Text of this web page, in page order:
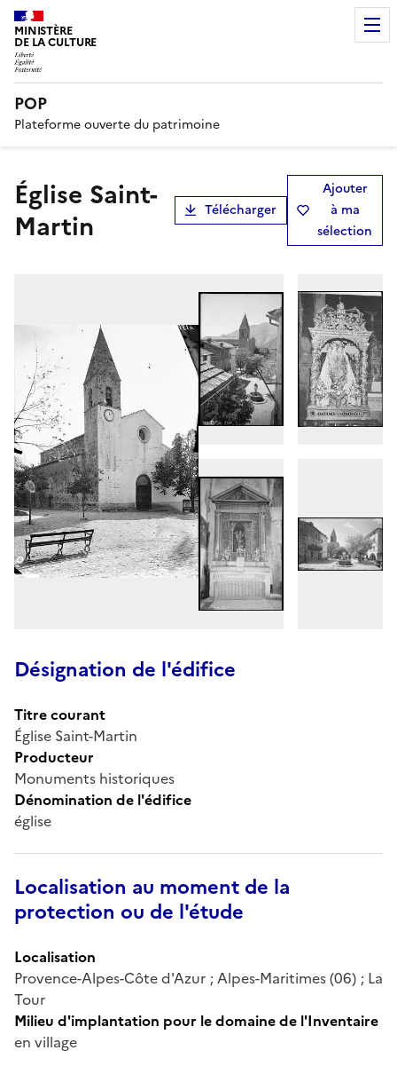
MINISTÈRE
DE LA CULTURE
POP
Plateforme ouverte du patrimoine
Église Saint-
Martin
Télécharger
Ajouter
à ma
sélection
Désignation de l'édifice
Titre courant
Église Saint-Martin
Producteur
Monuments historiques
Dénomination de l'édifice
église
Localisation au moment de la
protection ou de l'étude
Localisation
Provence-Alpes-Côte d'Azur ; Alpes-Maritimes (06) ; La
Tour
Milieu d'implantation pour le domaine de l'Inventaire
en village